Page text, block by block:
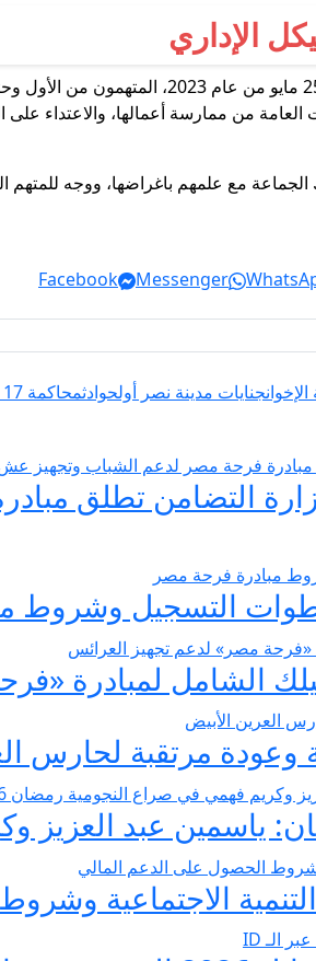
وقال أمر الإحالة، إنه خلال
من ممارسة أعمالها، والاعتداء على
الجماعة مع علمهم باغراضها، ووجه
Facebook
Messenger
جنايات مدينة نصر أولحوادثمحاكمة 17 متهما
الزواج 2026… وزارة
مرتقبة لحارس
عبد العزيز
الاجتماعية